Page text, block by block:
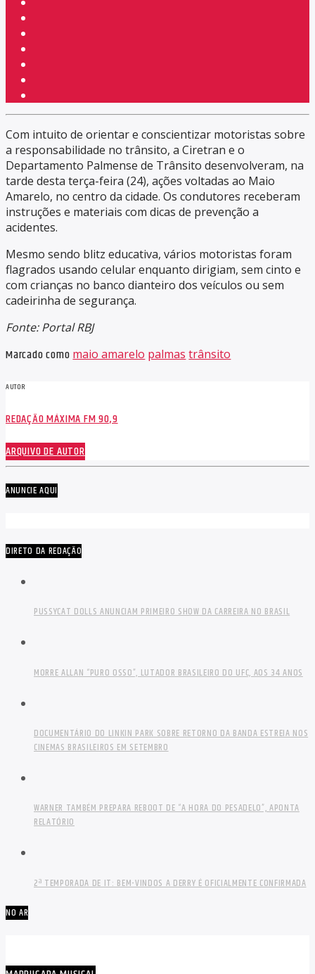
Com intuito de orientar e conscientizar motoristas sobre
a responsabilidade no trânsito, a Ciretran e o
Departamento Palmense de Trânsito desenvolveram, na
tarde desta terça-feira (24), ações voltadas ao Maio
Amarelo, no centro da cidade. Os condutores receberam
instruções e materiais com dicas de prevenção a
acidentes.
Mesmo sendo blitz educativa, vários motoristas foram
flagrados usando celular enquanto dirigiam, sem cinto e
com crianças no banco dianteiro dos veículos ou sem
cadeirinha de segurança.
Fonte: Portal RBJ
Marcado comomaio amarelo palmas trânsito
AUTOR
REDAÇÃO MÁXIMA FM 90,9
ARQUIVO DE AUTOR
ANUNCIE AQUI
DIRETO DA REDAÇÃO
PUSSYCAT DOLLS ANUNCIAM PRIMEIRO SHOW DA CARREIRA NO BRASIL
MORRE ALLAN “PURO OSSO”, LUTADOR BRASILEIRO DO UFC, AOS 34 ANOS
DOCUMENTÁRIO DO LINKIN PARK SOBRE RETORNO DA BANDA ESTREIA NOS
CINEMAS BRASILEIROS EM SETEMBRO
WARNER TAMBÉM PREPARA REBOOT DE “A HORA DO PESADELO”, APONTA
RELATÓRIO
2ª TEMPORADA DE IT: BEM-VINDOS A DERRY É OFICIALMENTE CONFIRMADA
NO AR